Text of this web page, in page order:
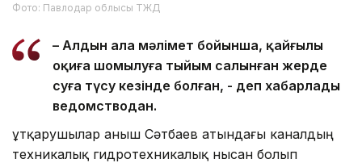
Фото: Павлодар облысы ТЖД
– Алдын ала мәлімет бойынша, қайғылы
оқиға шомылуға тыйым салынған жерде
суға түсу кезінде болған, - деп хабарлады
ведомстводан.
Құтқарушылар Қаныш Сәтбаев атындағы каналдың
техникалық гидротехникалық нысан болып